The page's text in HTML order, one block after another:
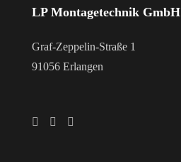
LP Montagetechnik GmbH
Graf-Zeppelin-Straße 1
91056 Erlangen